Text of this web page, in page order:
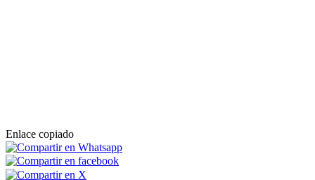
Enlace copiado